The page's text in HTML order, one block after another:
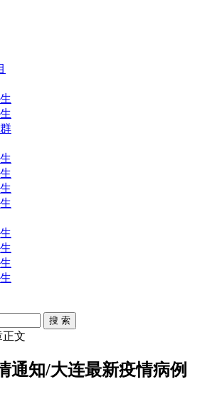
搜 索
正文
通知/大连最新疫情病例